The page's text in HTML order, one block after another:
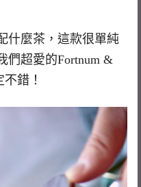
什麼茶，這款很單純
們超愛的Fortnum &
錯！